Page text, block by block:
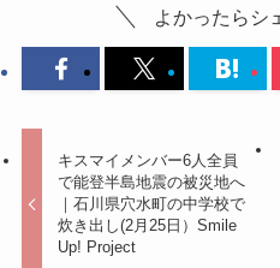
よかったらシ
キスマイメンバー6人全員
で能登半島地震の被災地へ
｜石川県穴水町の中学校で
炊き出し(2月25日）Smile
Up! Project